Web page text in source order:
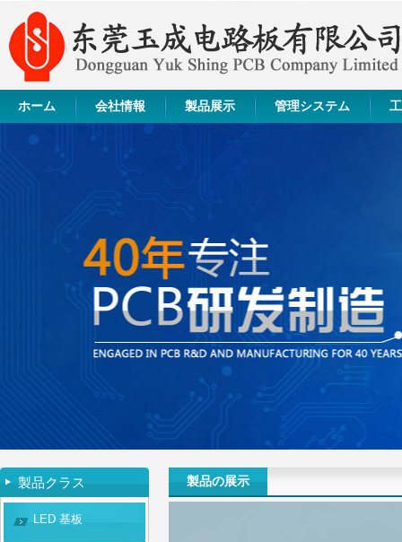
ホーム 会社情報 製品展示 管理システム
製品クラス
LED 基板
製品の展示